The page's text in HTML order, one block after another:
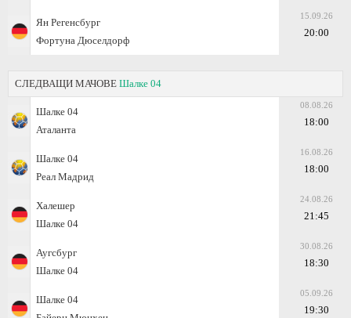
Ян Регенсбург
Фортуна Дюселдорф
15.09.26
20:00
СЛЕДВАЩИ МАЧОВЕ Шалке 04
Шалке 04
Аталанта
08.08.26
18:00
Шалке 04
Реал Мадрид
16.08.26
18:00
Халешер
Шалке 04
24.08.26
21:45
Аугсбург
Шалке 04
30.08.26
18:30
Шалке 04
05.09.26
19:30